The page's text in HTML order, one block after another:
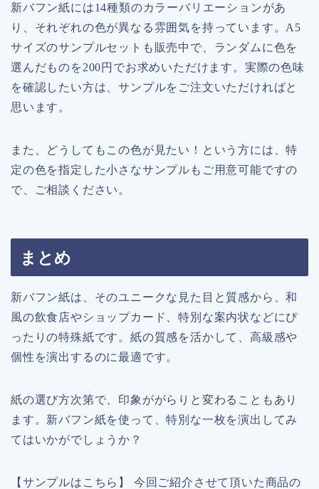
新バフン紙には14種類のカラーバリエーションがあ
り、それぞれの色が異なる雰囲気を持っています。A5
サイズのサンプルセットも販売中で、ランダムに色を
選んだものを200円でお求めいただけます。実際の色味
を確認したい方は、サンプルをご注文いただければと
思います。
また、どうしてもこの色が見たい！という方には、特
定の色を指定した小さなサンプルもご用意可能ですの
で、ご相談ください。
まとめ
新バフン紙は、そのユニークな見た目と質感から、和
風の飲食店やショップカード、特別な案内状などにぴ
ったりの特殊紙です。紙の質感を活かして、高級感や
個性を演出するのに最適です。
紙の選び方次第で、印象ががらりと変わることもあり
ます。新バフン紙を使って、特別な一枚を演出してみ
てはいかがでしょうか？
【サンプルはこちら】 今回ご紹介させて頂いた商品の